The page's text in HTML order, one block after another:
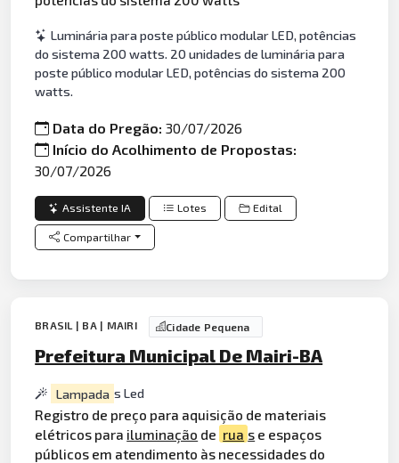
Luminária para poste público modular LED, potências
do sistema 200 watts. 20 unidades de luminária para
poste público modular LED, potências do sistema 200
watts.
Data do Pregão:30/07/2026
Início do Acolhimento de Propostas:
30/07/2026
Assistente IA Lotes Edital
Compartilhar
BRASIL | BA | MAIRI Cidade Pequena
Prefeitura Municipal De Mairi-BA
Lampada s Led
Registro de preço para aquisição de materiais
elétricos para iluminação de rua s e espaços
públicos em atendimento às necessidades do